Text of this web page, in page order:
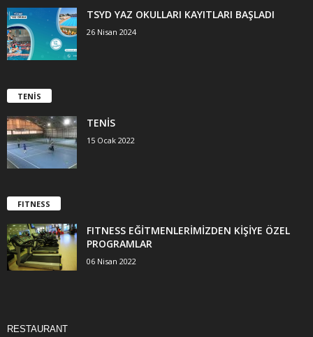
TSYD YAZ OKULLARI KAYITLARI BAŞLADI
26 Nisan 2024
TENİS
TENİS
15 Ocak 2022
FITNESS
FITNESS EĞİTMENLERİMİZDEN KİŞİYE ÖZEL
PROGRAMLAR
06 Nisan 2022
RESTAURANT